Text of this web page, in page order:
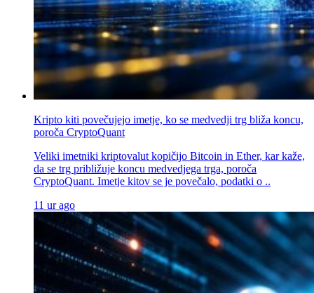
Kripto kiti povečujejo imetje, ko se medvedji trg bliža koncu,
poroča CryptoQuant
Veliki imetniki kriptovalut kopičijo Bitcoin in Ether, kar kaže,
da se trg približuje koncu medvedjega trga, poroča
CryptoQuant. Imetje kitov se je povečalo, podatki o ..
11 ur ago